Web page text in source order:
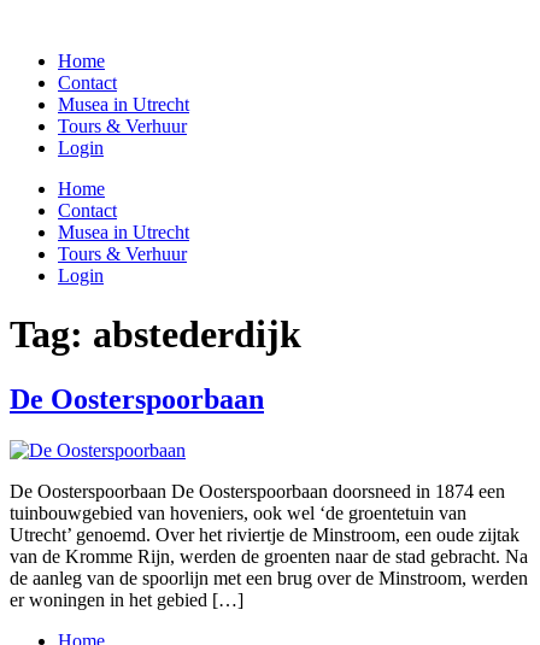
Home
Contact
Musea in Utrecht
Tours & Verhuur
Login
Home
Contact
Musea in Utrecht
Tours & Verhuur
Login
Tag: abstederdijk
De Oosterspoorbaan
De Oosterspoorbaan De Oosterspoorbaan doorsneed in 1874 een
tuinbouwgebied van hoveniers, ook wel ‘de groentetuin van
Utrecht’ genoemd. Over het riviertje de Minstroom, een oude zijtak
van de Kromme Rijn, werden de groenten naar de stad gebracht. Na
de aanleg van de spoorlijn met een brug over de Minstroom, werden
er woningen in het gebied […]
Home